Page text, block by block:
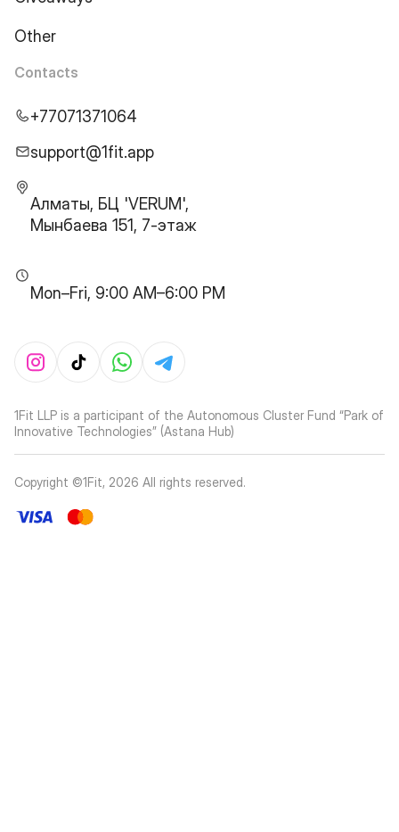
Other
Contacts
+77071371064
support@1fit.app
Алматы, БЦ 'VERUM',
Мынбаева 151, 7-этаж
Mon–Fri, 9:00 AM–6:00 PM
1Fit LLP is a participant of the Autonomous Cluster Fund “Park of
Innovative Technologies” (Astana Hub)
Copyright ©1Fit, 2026 All rights reserved.